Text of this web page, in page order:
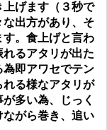
げます（３秒で
な出方があり、そ
。食上げと言わ
るアタリが出た
為即アワセでテン
れる様なアタリが
多い為、じっく
ながら巻き、追い